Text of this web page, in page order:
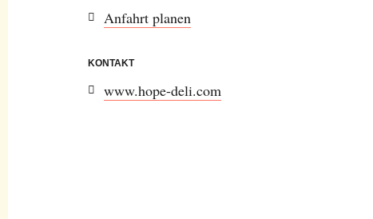
Anfahrt planen
KONTAKT
www.hope-deli.com